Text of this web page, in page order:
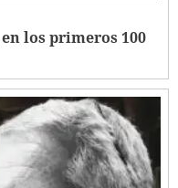
los primeros 100